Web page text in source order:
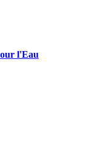
l'Eau